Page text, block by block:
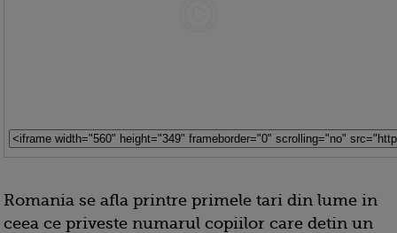
Romania se afla printre primele tari din lume in
ceea ce priveste numarul copiilor care detin un